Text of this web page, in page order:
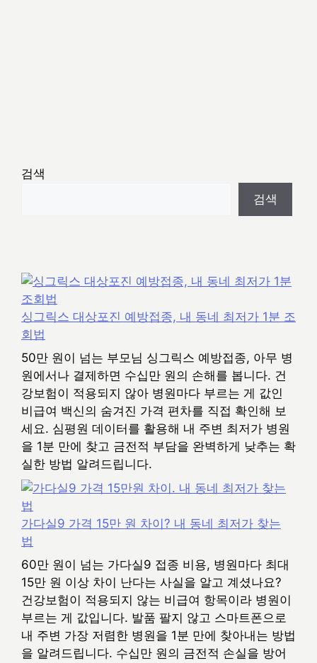
검색
검색
싱그릭스 대상포진 예방접종, 내 동네 최저가 1분 조
회법
50만 원이 넘는 부모님 싱그릭스 예방접종, 아무 병
원에서나 결제하면 수십만 원의 손해를 봅니다. 건
강보험이 적용되지 않아 병원마다 부르는 게 값인
비급여 백신의 숨겨진 가격 편차를 직접 확인해 보
세요. 심평원 데이터를 활용해 내 주변 최저가 병원
을 1분 만에 찾고 금전적 부담을 완벽하게 낮추는 확
실한 방법 알려드립니다.
가다실9 가격 15만 원 차이? 내 동네 최저가 찾는
법
60만 원이 넘는 가다실9 접종 비용, 병원마다 최대
15만 원 이상 차이 난다는 사실을 알고 계셨나요?
건강보험이 적용되지 않는 비급여 항목이라 병원이
부르는 게 값입니다. 발품 팔지 않고 스마트폰으로
내 주변 가장 저렴한 병원을 1분 만에 찾아내는 방법
을 알려드립니다. 수십만 원의 금전적 손실을 방어